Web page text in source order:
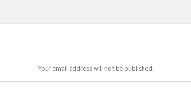
Your email address will not be published.